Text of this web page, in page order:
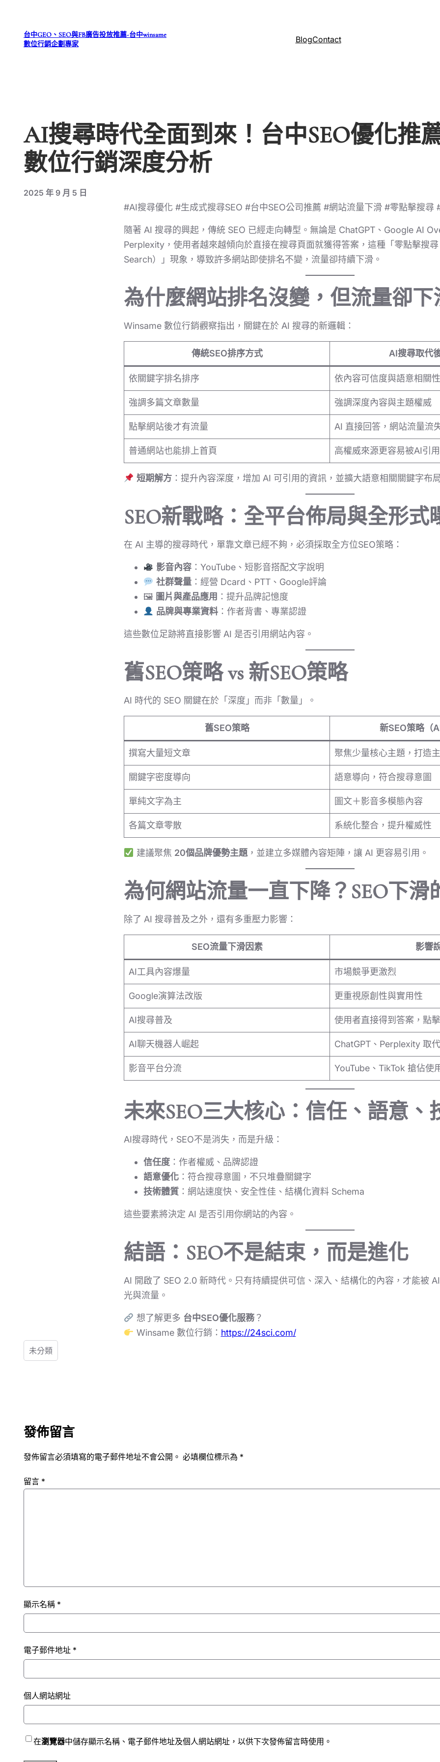
台中GEO、SEO與FB廣告投放推薦-台中winsame
數位行銷企劃專家
BlogContact
AI搜尋時代全面到來！台中SEO優化推
數位行銷深度分析
2025 年 9 月 5 日
#AI搜尋優化 #生成式搜尋SEO #台中SEO公司推薦 #網站流量下滑 #零點擊搜尋
隨著 AI 搜尋的興起，傳統 SEO 已經走向轉型。無論是 ChatGPT、Google AI
Perplexity，使用者越來越傾向於直接在搜尋頁面就獲得答案，這種「零點擊搜
Search）」現象，導致許多網站即使排名不變，流量卻持續下滑。
為什麼網站排名沒變，但流量卻下
Winsame 數位行銷觀察指出，關鍵在於 AI 搜尋的新邏輯：
傳統SEO排序方式 AI搜尋取代
依關鍵字排名排序 依內容可信度與語意相關
強調多篇文章數量 強調深度內容與主題權威
點擊網站後才有流量 AI 直接回答，網站流量流
普通網站也能排上首頁 高權威來源更容易被AI引用
短期解方：提升內容深度，增加 AI 可引用的資訊，並擴大語意相關關鍵字布
SEO新戰略：全平台佈局與全形式
在 AI 主導的搜尋時代，單靠文章已經不夠，必須採取全方位SEO策略：
影音內容：YouTube、短影音搭配文字說明
社群聲量：經營 Dcard、PTT、Google評論
🖼 圖片與產品應用 ：提升品牌記憶度
品牌與專業資料：作者背書、專業認證
這些數位足跡將直接影響 AI 是否引用網站內容。
舊SEO策略 vs 新SEO策略
AI 時代的 SEO 關鍵在於「深度」而非「數量」。
舊SEO策略 新SEO策略（
撰寫大量短文章 聚焦少量核心主題，打造
關鍵字密度導向 語意導向，符合搜尋意圖
單純文字為主 圖文＋影音多模態內容
各篇文章零散 系統化整合，提升權威性
建議聚焦 20個品牌優勢主題，並建立多媒體內容矩陣，讓 AI 更容易引用。
為何網站流量一直下降？SEO下滑
除了 AI 搜尋普及之外，還有多重壓力影響：
SEO流量下滑因素 影響
AI工具內容爆量 市場競爭更激烈
Google演算法改版 更重視原創性與實用性
AI搜尋普及 使用者直接得到答案，點
AI聊天機器人崛起 ChatGPT、Perplexity 取
影音平台分流 YouTube、TikTok 搶佔使
未來SEO三大核心：信任、語意、
AI搜尋時代，SEO不是消失，而是升級：
信任度 ：作者權威、品牌認證
語意優化 ：符合搜尋意圖，不只堆疊關鍵字
技術體質 ：網站速度快、安全性佳、結構化資料 Schema
這些要素將決定 AI 是否引用你網站的內容。
結語：SEO不是結束，而是進化
AI 開啟了 SEO 2.0 新時代。只有持續提供可信、深入、結構化的內容，才能被
光與流量。
想了解更多 台中SEO優化服務？
Winsame 數位行銷： https://24sci.com/
未分類
發佈留言
發佈留言必須填寫的電子郵件地址不會公開。 必填欄位標示為 *
留言 *
顯示名稱 *
電子郵件地址 *
個人網站網址
在瀏覽器中儲存顯示名稱、電子郵件地址及個人網站網址，以供下次發佈留言時使用。